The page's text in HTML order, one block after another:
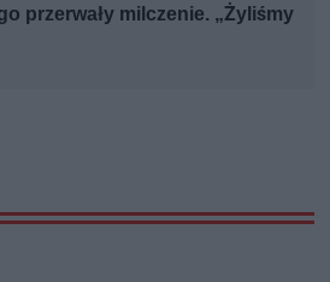
przerwały milczenie. „Żyliśmy